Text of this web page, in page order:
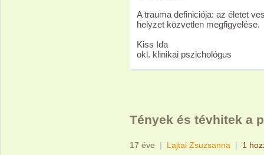
A trauma definiciója: az életet
helyzet közvetlen megfigyelése.
Kiss Ida
okl. klinikai pszichológus
Tények és tévhitek a
17 éve | Lajtai Zsuzsanna | 1